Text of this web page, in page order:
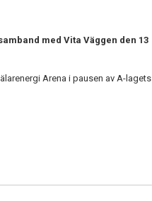
med Vita Väggen den 13
Arena i pausen av A-lagets